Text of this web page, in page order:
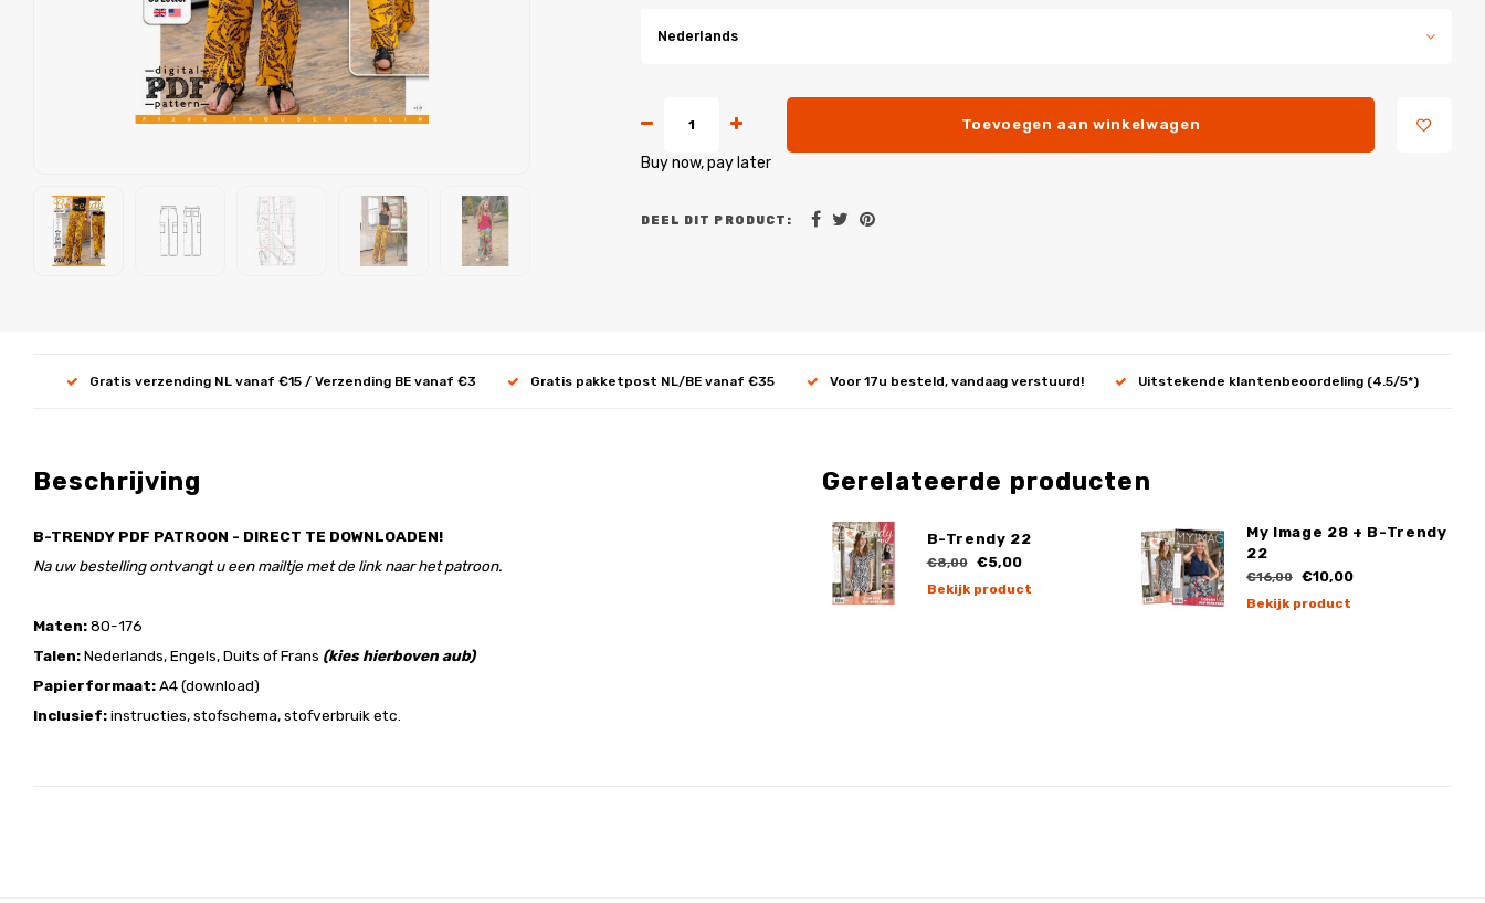
Nederlands
Toevoegen aan winkelwagen
Buy now, pay later
DEEL DIT PRODUCT:
Gratis verzending NL vanaf €15 / Verzending BE vanaf €3 Gratis pakketpost NL/BE vanaf €35 Voor 17u besteld, vandaag verstuurd! Uitstekende klantenbeoordeling (4.5/5*)
Beschrijving
B-TRENDY PDF PATROON - DIRECT TE DOWNLOADEN!
Na uw bestelling ontvangt u een mailtje met de link naar het patroon.
Maten:80-176
Talen:Nederlands, Engels, Duits of Frans (kies hierboven aub)
Papierformaat:A4 (download)
Inclusief:instructies, stofschema, stofverbruik etc.
Gerelateerde producten
B-Trendy 22
€8,00 €5,00
Bekijk product
My Image 28 + B-Trendy
22
€16,00 €10,00
Bekijk product